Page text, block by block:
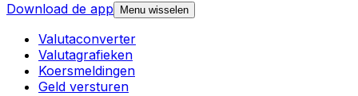
Download de app
Menu wisselen
Valutaconverter
Valutagrafieken
Koersmeldingen
Geld versturen